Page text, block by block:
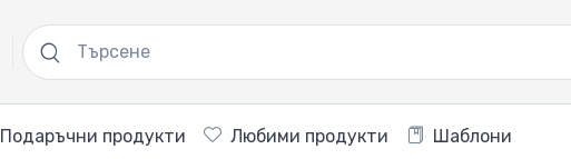
Подаръчни продукти Любими продукти Шаблони